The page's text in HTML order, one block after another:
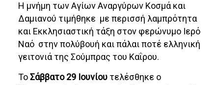
Η μνήμη των Αγίων Αναργύρων Κοσμά και
Δαμιανού τιμήθηκε με περισσή λαμπρότητα
και Εκκλησιαστική τάξη στον φερώνυμο Ιερό
Ναό στην πολύβουή και πάλαι ποτέ ελληνική
γειτονιά της Σούμπρας του Καΐρου.
ΤοΣάββατο 29 Ιουνίου τελέσθηκε ο